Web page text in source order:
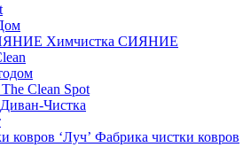
Химчистка СИЯНИЕ
The Clean Spot
Диван-Чистка
Фабрика чистки ковров